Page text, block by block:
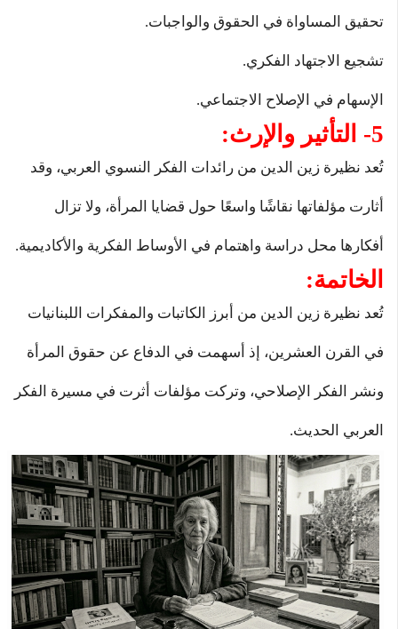
تحقيق المساواة في الحقوق والواجبات.
تشجيع الاجتهاد الفكري.
الإسهام في الإصلاح الاجتماعي.
5- التأثير والإرث:
تُعد نظيرة زين الدين من رائدات الفكر النسوي العربي، وقد
أثارت مؤلفاتها نقاشًا واسعًا حول قضايا المرأة، ولا تزال
أفكارها محل دراسة واهتمام في الأوساط الفكرية والأكاديمية.
الخاتمة:
تُعد نظيرة زين الدين من أبرز الكاتبات والمفكرات اللبنانيات
في القرن العشرين، إذ أسهمت في الدفاع عن حقوق المرأة
ونشر الفكر الإصلاحي، وتركت مؤلفات أثرت في مسيرة الفكر
العربي الحديث.